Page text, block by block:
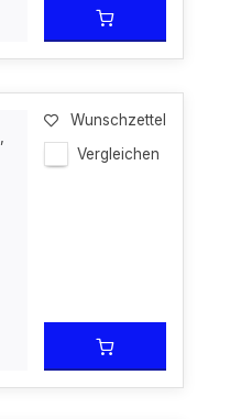
Wunschzettel
Vergleichen